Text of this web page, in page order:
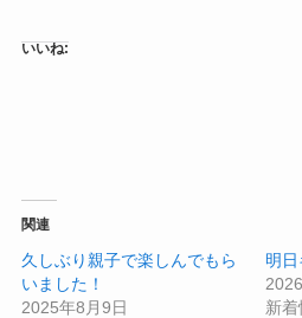
いいね:
関連
久しぶり親子で楽しんでもら
いました！
2025年8月9日
明日
新着